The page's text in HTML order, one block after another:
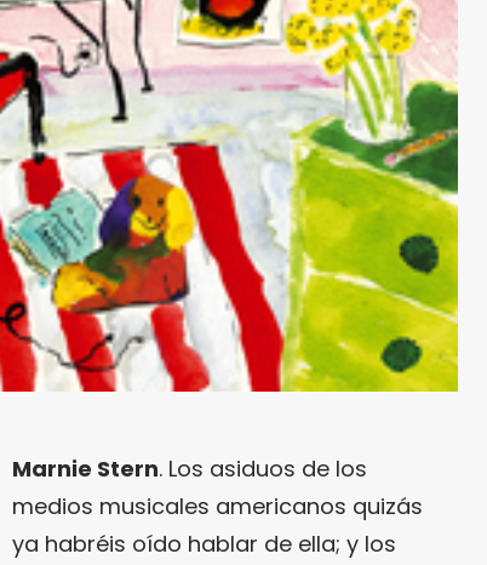
Marnie Stern. Los asiduos de los
medios musicales americanos quizás
ya habréis oído hablar de ella; y los